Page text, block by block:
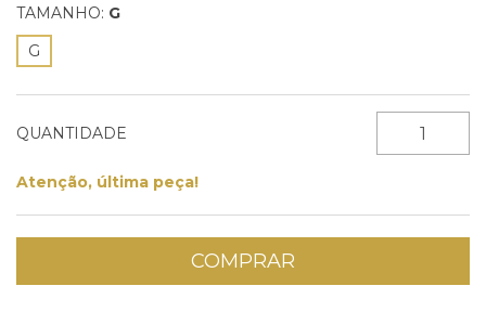
TAMANHO: G
G
QUANTIDADE
Atenção, última peça!